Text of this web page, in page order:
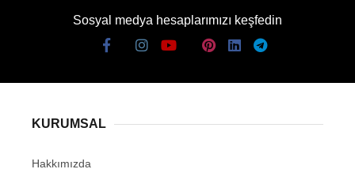
Sosyal medya hesaplarımızı keşfedin
KURUMSAL
Hakkımızda